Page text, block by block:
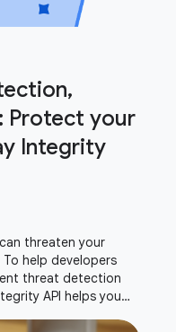
Protect your
Integrity
threaten your
help developers
threat detection
API helps you